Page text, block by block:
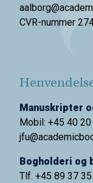
CVR-nummer
Manuskripter
Mobil: +45 40
Bogholderi og
Tlf. +45 89 37